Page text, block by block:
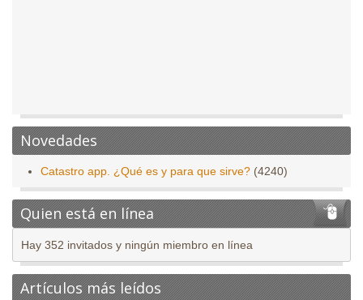
Novedades
Catastro app. ¿Qué es y para que sirve? (4240)
Quien está en línea
Hay 352 invitados y ningún miembro en línea
Artículos más leídos